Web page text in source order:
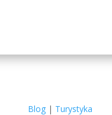
Blog | Turystyka